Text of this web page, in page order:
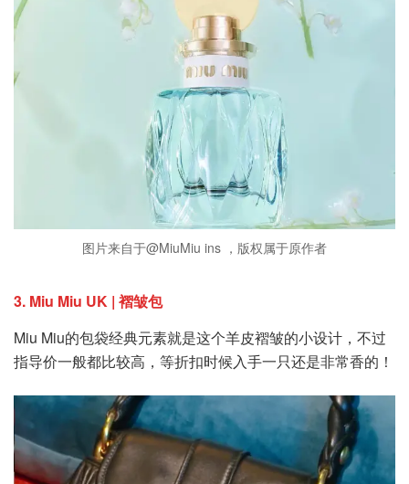
图片来自于@MiuMiu ins ，版权属于原作者
3. Miu Miu UK | 褶皱包
Miu Miu的包袋经典元素就是这个羊皮褶皱的小设计，不过
指导价一般都比较高，等折扣时候入手一只还是非常香的！